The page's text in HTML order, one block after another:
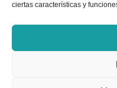
ciertas características y